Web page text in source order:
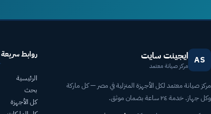
AS ايجينت سايت
مركز صيانة معتمد
مركز صيانة معتمد لكل الأجهزة المنزلية في مصر — كل ماركة
وكل جهاز. خدمة ٢٤ ساعة بضمان موثق.
روابط سريعة
الرئيسية
بحث
كل الأجهزة